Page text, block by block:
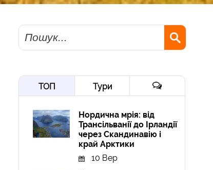
Пошук
ТОП Тури
Нордична мрія: від
Трансільванії до Ірландії
через Скандинавію і
край Арктики
10 Вер